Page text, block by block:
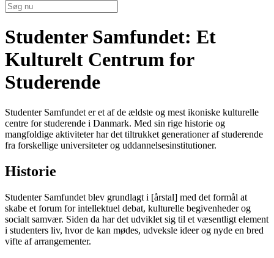
Studenter Samfundet: Et
Kulturelt Centrum for
Studerende
Studenter Samfundet er et af de ældste og mest ikoniske kulturelle
centre for studerende i Danmark. Med sin rige historie og
mangfoldige aktiviteter har det tiltrukket generationer af studerende
fra forskellige universiteter og uddannelsesinstitutioner.
Historie
Studenter Samfundet blev grundlagt i [årstal] med det formål at
skabe et forum for intellektuel debat, kulturelle begivenheder og
socialt samvær. Siden da har det udviklet sig til et væsentligt element
i studenters liv, hvor de kan mødes, udveksle ideer og nyde en bred
vifte af arrangementer.